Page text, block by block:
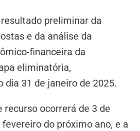
preliminar da
e da análise da
financeira da
eliminatória,
dia 31 de janeiro de 2025.
recurso ocorrerá de 3 de
do próximo ano, e a